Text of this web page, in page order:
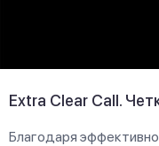
Extra Clear Call.
Благодаря